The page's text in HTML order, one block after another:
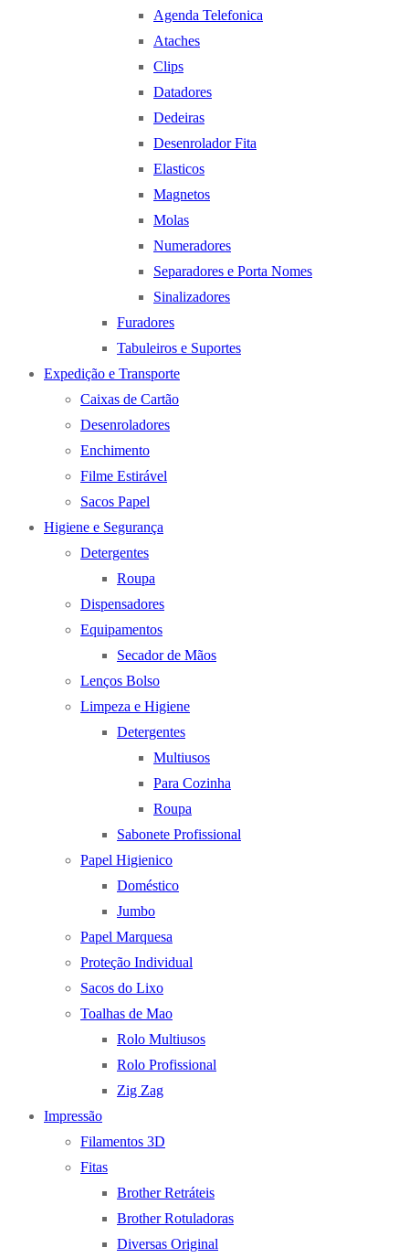
Agenda Telefonica
Ataches
Clips
Datadores
Dedeiras
Desenrolador Fita
Elasticos
Magnetos
Molas
Numeradores
Separadores e Porta Nomes
Sinalizadores
Furadores
Tabuleiros e Suportes
Expedição e Transporte
Caixas de Cartão
Desenroladores
Enchimento
Filme Estirável
Sacos Papel
Higiene e Segurança
Detergentes
Roupa
Dispensadores
Equipamentos
Secador de Mãos
Lenços Bolso
Limpeza e Higiene
Detergentes
Multiusos
Para Cozinha
Roupa
Sabonete Profissional
Papel Higienico
Doméstico
Jumbo
Papel Marquesa
Proteção Individual
Sacos do Lixo
Toalhas de Mao
Rolo Multiusos
Rolo Profissional
Zig Zag
Impressão
Filamentos 3D
Fitas
Brother Retráteis
Brother Rotuladoras
Diversas Original